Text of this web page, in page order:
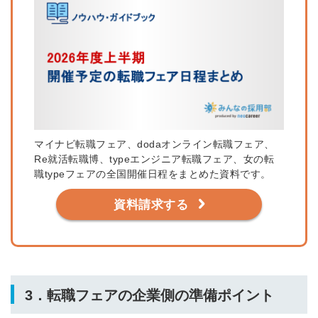
マイナビ転職フェア、dodaオンライン転職フェア、
Re就活転職博、typeエンジニア転職フェア、女の転
職typeフェアの全国開催日程をまとめた資料です。
資料請求する
3．転職フェアの企業側の準備ポイント